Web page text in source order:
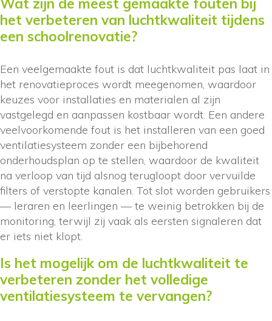
Wat zijn de meest gemaakte fouten bij
het verbeteren van luchtkwaliteit tijdens
een schoolrenovatie?
Een veelgemaakte fout is dat luchtkwaliteit pas laat in
het renovatieproces wordt meegenomen, waardoor
keuzes voor installaties en materialen al zijn
vastgelegd en aanpassen kostbaar wordt. Een andere
veelvoorkomende fout is het installeren van een goed
ventilatiesysteem zonder een bijbehorend
onderhoudsplan op te stellen, waardoor de kwaliteit
na verloop van tijd alsnog terugloopt door vervuilde
filters of verstopte kanalen. Tot slot worden gebruikers
— leraren en leerlingen — te weinig betrokken bij de
monitoring, terwijl zij vaak als eersten signaleren dat
er iets niet klopt.
Is het mogelijk om de luchtkwaliteit te
verbeteren zonder het volledige
ventilatiesysteem te vervangen?